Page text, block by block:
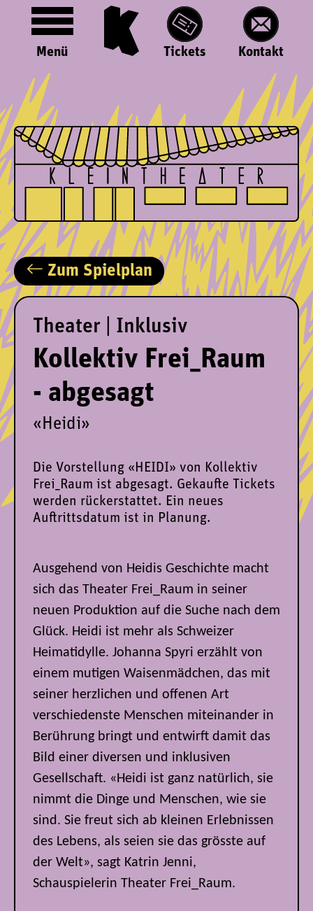
Menü Tickets Kontakt
Zum Spielplan
Theater | Inklusiv
Kollektiv Frei_Raum
- abgesagt
«Heidi»
Die Vorstellung «HEIDI» von Kollektiv
Frei_Raum ist abgesagt. Gekaufte Tickets
werden rückerstattet. Ein neues
Auftrittsdatum ist in Planung.
Ausgehend von Heidis Geschichte macht
sich das Theater Frei_Raum in seiner
neuen Produktion auf die Suche nach dem
Glück. Heidi ist mehr als Schweizer
Heimatidylle. Johanna Spyri erzählt von
einem mutigen Waisenmädchen, das mit
seiner herzlichen und offenen Art
verschiedenste Menschen miteinander in
Berührung bringt und entwirft damit das
Bild einer diversen und inklusiven
Gesellschaft. «Heidi ist ganz natürlich, sie
nimmt die Dinge und Menschen, wie sie
sind. Sie freut sich ab kleinen Erlebnissen
des Lebens, als seien sie das grösste auf
der Welt», sagt Katrin Jenni,
Schauspielerin Theater Frei_Raum.